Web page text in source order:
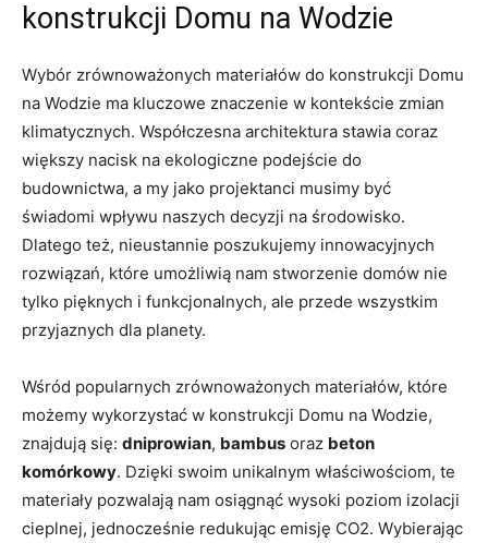
konstrukcji Domu ‍na Wodzie
Wybór zrównoważonych materiałów do‍ konstrukcji Domu
na Wodzie ma kluczowe znaczenie⁣ w kontekście zmian
klimatycznych.⁣ Współczesna architektura stawia coraz
większy nacisk na ekologiczne podejście ⁣do‍
budownictwa, a ‍my jako ⁢projektanci ⁤musimy być
świadomi wpływu⁣ naszych decyzji na środowisko.⁢
Dlatego też,⁢ nieustannie ⁢poszukujemy​ innowacyjnych
rozwiązań, które umożliwią nam‌ stworzenie domów nie⁣
tylko pięknych i funkcjonalnych,‍ ale przede wszystkim
przyjaznych dla planety.
Wśród ​popularnych⁣ zrównoważonych materiałów, ⁢które
możemy wykorzystać w‌ konstrukcji Domu⁣ na Wodzie,
znajdują się: dniprowian, bambus oraz⁢ beton
komórkowy. Dzięki ⁢swoim ⁢unikalnym ⁤właściwościom, te
materiały ‌pozwalają nam osiągnąć wysoki‌ poziom ⁢izolacji
cieplnej, jednocześnie‌ redukując​ emisję ‌CO2. Wybierając